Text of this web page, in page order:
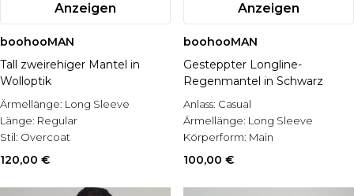
Anzeigen
boohooMAN
Tall zweirehiger Mantel in
Wolloptik
Ärmellänge: Long Sleeve
Länge: Regular
Stil: Overcoat
120,00 €
Anzeigen
boohooMAN
Gesteppter Longline-
Regenmantel in Schwarz
Anlass: Casual
Ärmellänge: Long Sleeve
Körperform: Main
100,00 €